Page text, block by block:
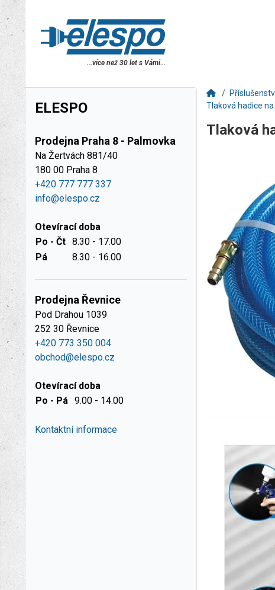
...více než 30 let s Vámi...
ELESPO
Prodejna Praha 8 - Palmovka
Na Žertvách 881/40
180 00 Praha 8
+420 777 777 337
info@elespo.cz
Otevírací doba
Po - Čt 8.30 - 17.00
Pá
8.30 - 16.00
Prodejna Řevnice
Pod Drahou 1039
252 30 Řevnice
+420 773 350 004
obchod@elespo.cz
Otevírací doba
Po - Pá 9.00 - 14.00
Kontaktní informace
Tlaková hadice
Tlaková